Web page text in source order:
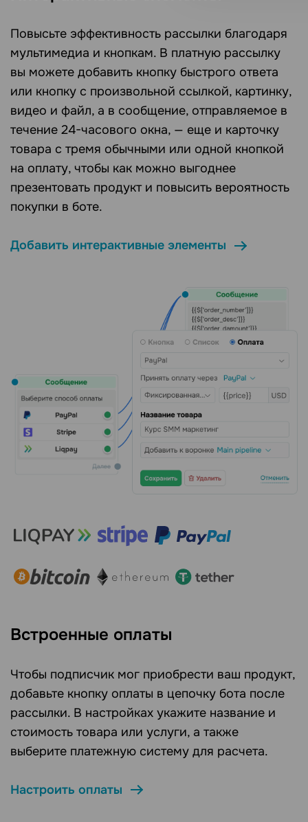
Повысьте эффективность рассылки благодаря
мультимедиа и кнопкам. В платную рассылку
вы можете добавить кнопку быстрого ответа
или кнопку с произвольной ссылкой, картинку,
видео и файл, а в сообщение, отправляемое в
течение 24-часового окна, — еще и карточку
товара с тремя обычными или одной кнопкой
на оплату, чтобы как можно выгоднее
презентовать продукт и повысить вероятность
покупки в боте.
Добавить интерактивные элементы
Встроенные оплаты
Чтобы подписчик мог приобрести ваш продукт,
добавьте кнопку оплаты в цепочку бота после
рассылки. В настройках укажите название и
стоимость товара или услуги, а также
выберите платежную систему для расчета.
Настроить оплаты